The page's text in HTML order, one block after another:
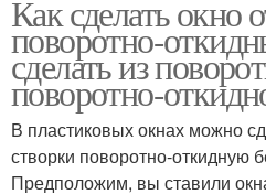
Как сделать
поворотно-
сделать из
поворотно-
В пластиковых окнах можно
створки поворотно-откидную
Предположим, вы ставили